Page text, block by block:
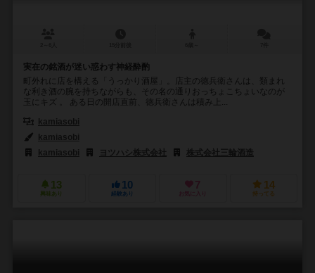
実在の銘酒が迷い惑わす神経酔酌
町外れに店を構える「うっかり酒屋」。店主の徳兵衛さんは、類まれ
な利き酒の腕を持ちながらも、その名の通りおっちょこちょいなのが
玉にキズ 。 ある日の開店直前、徳兵衛さんは積み上...
kamiasobi
kamiasobi
kamiasobi
ヨツハシ株式会社 株式会社三輪酒造
13
興味あり
10
経験あり
7
お気に入り
14
持ってる